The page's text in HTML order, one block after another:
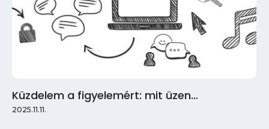
Küzdelem a figyelemért: mit üzen…
2025.11.11.